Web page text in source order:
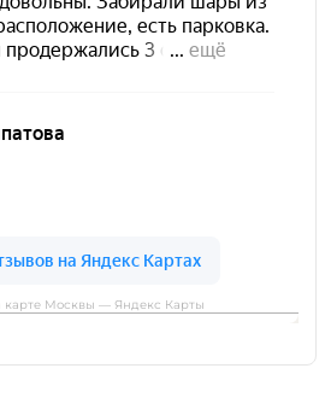
карте Москвы — Яндекс Карты